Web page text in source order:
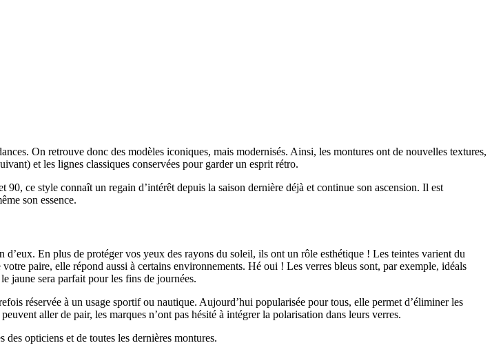
On retrouve donc des modèles iconiques, mais modernisés. Ainsi, les montures ont de nouvelles textures,
et les lignes classiques conservées pour garder un esprit rétro.
ce style connaît un regain d’intérêt depuis la saison dernière déjà et continue son ascension. Il est
son essence.
En plus de protéger vos yeux des rayons du soleil, ils ont un rôle esthétique ! Les teintes varient du
paire, elle répond aussi à certains environnements. Hé oui ! Les verres bleus sont, par exemple, idéals
jaune sera parfait pour les fins de journées.
réservée à un usage sportif ou nautique. Aujourd’hui popularisée pour tous, elle permet d’éliminer les
aller de pair, les marques n’ont pas hésité à intégrer la polarisation dans leurs verres.
opticiens et de toutes les dernières montures.